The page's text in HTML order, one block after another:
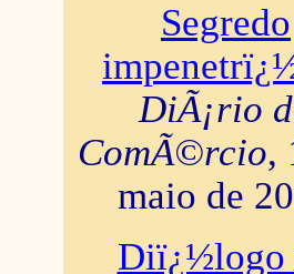
Segredo
DiÃ¡rio
ComÃ©rcio,
maio de
Diï¿½logo